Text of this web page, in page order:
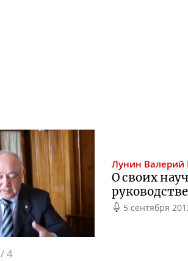
Лунин Валерий
О своих
5 сентября
/4